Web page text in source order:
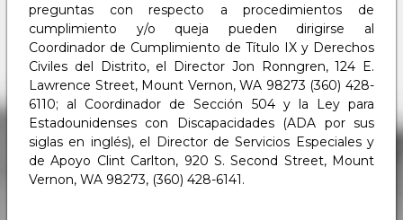
preguntas con respecto a procedimientos de
cumplimiento y/o queja pueden dirigirse al
Coordinador de Cumplimiento de Título IX y Derechos
Civiles del Distrito, el Director Jon Ronngren, 124 E.
Lawrence Street, Mount Vernon, WA 98273 (360) 428-
6110; al Coordinador de Sección 504 y la Ley para
Estadounidenses con Discapacidades (ADA por sus
siglas en inglés), el Director de Servicios Especiales y
de Apoyo Clint Carlton, 920 S. Second Street, Mount
Vernon, WA 98273, (360) 428-6141.